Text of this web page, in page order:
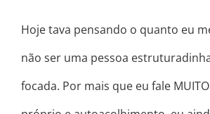
Hoje tava pensando o quanto eu
não ser uma pessoa
focada. Por mais que eu fale